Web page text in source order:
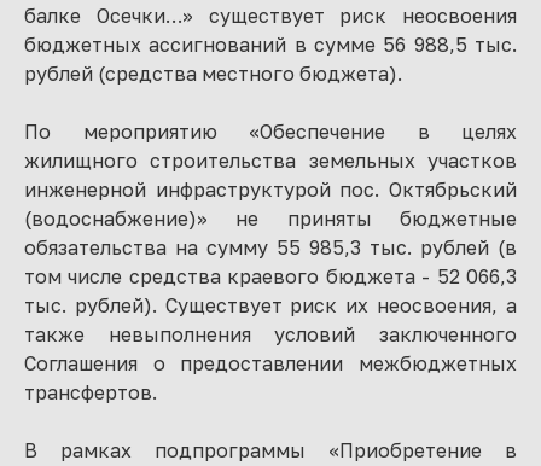
балке Осечки…» существует риск неосвоения
бюджетных ассигнований в сумме 56 988,5 тыс.
рублей (средства местного бюджета).
По мероприятию «Обеспечение в целях
жилищного строительства земельных участков
инженерной инфраструктурой пос. Октябрьский
(водоснабжение)» не приняты бюджетные
обязательства на сумму 55 985,3 тыс. рублей (в
том числе средства краевого бюджета - 52 066,3
тыс. рублей). Существует риск их неосвоения, а
также невыполнения условий заключенного
Соглашения о предоставлении межбюджетных
трансфертов.
В рамках подпрограммы «Приобретение в